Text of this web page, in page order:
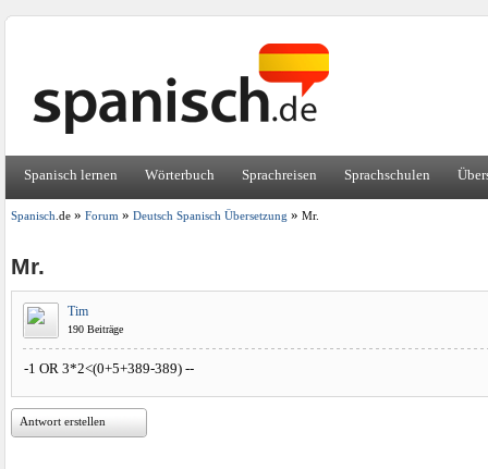
Spanisch lernen Wörterbuch Sprachreisen Sprachschulen
Spanisch .de» Forum» Deutsch Spanisch Übersetzung » Mr.
Mr.
Tim
190 Beiträge
-1 OR 3*2<(0+5+389-389) --
Antwort erstellen